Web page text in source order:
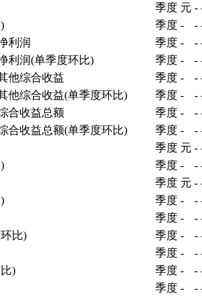
季度 元 -
季度 - -
利润
季度 - -
利润(单季度环比)
季度 - -
他综合收益
季度 - -
他综合收益(单季度环比)
季度 - -
合收益总额
季度 - -
合收益总额(单季度环比)
季度 - -
季度 元 -
季度 - -
季度 元 -
季度 - -
季度 - -
比)
季度 - -
季度 - -
)
季度 - -
季度 - -